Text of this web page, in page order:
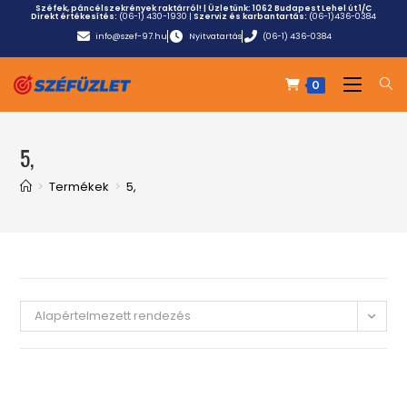
Széfek, páncélszekrények raktárról! | Üzletünk:1062 Budapest Lehel út 1/C
Direkt értékesítés: (06-1) 430-1930 | Szerviz és karbantartás: (06-1)436-0384
info@szef-97.hu
Nyitvatartás (06-1) 436-0384
0
5,
> Termékek > 5,
Alapértelmezett rendezés